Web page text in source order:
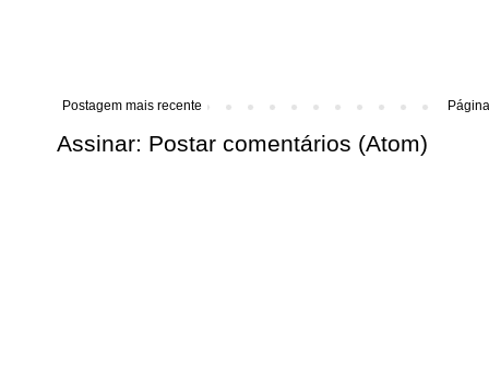
Postagem mais recente
Assinar: Postar comentários (Atom)